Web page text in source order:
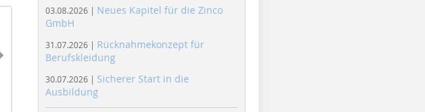
03.08.2026 | Neues Kapitel für die Zinco
GmbH
31.07.2026 | Rücknahmekonzept für
Berufskleidung
30.07.2026 | Sicherer Start in die
Ausbildung